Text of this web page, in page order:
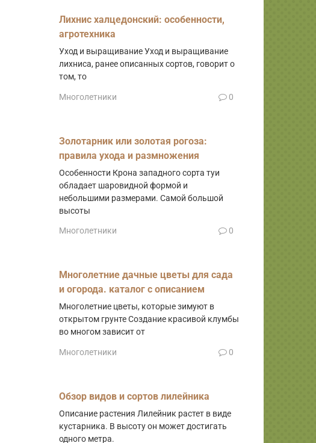
Лихнис халцедонский: особенности,
агротехника
Уход и выращивание Уход и выращивание
лихниса, ранее описанных сортов, говорит о
том, то
Многолетники 0
Золотарник или золотая рогоза:
правила ухода и размножения
Особенности Крона западного сорта туи
обладает шаровидной формой и
небольшими размерами. Самой большой
высоты
Многолетники 0
Многолетние дачные цветы для сада
и огорода. каталог с описанием
Многолетние цветы, которые зимуют в
открытом грунте Создание красивой клумбы
во многом зависит от
Многолетники 0
Обзор видов и сортов лилейника
Описание растения Лилейник растет в виде
кустарника. В высоту он может достигать
одного метра.